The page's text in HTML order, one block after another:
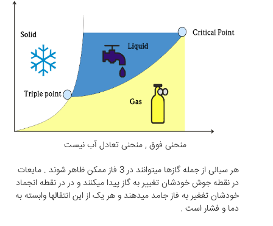
منحنی فوق , منحنی تعادل آب نیست
هر سیالی از جمله گازها میتوانند در 3 فاز ممکن ظاهر شوند . مایعات
در نقطه جوش خودشان تغییر به گاز پیدا میکنند و در در نقطه انجماد
خودشان تغغیر به فاز جامد میدهند و هر یک از این انتقالها وابسته به
دما و فشار است .